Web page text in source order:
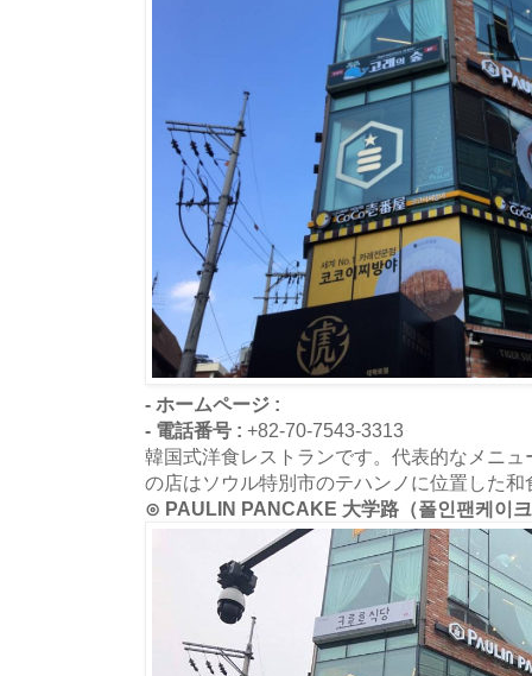
- ホームページ :
- 電話番号 : +82-70-7543-3313
韓国式洋食レストランです。代表的なメニ
の店はソウル特別市のテハンノに位置した和
⊙ PAULIN PANCAKE 大学路（폴인팬케이